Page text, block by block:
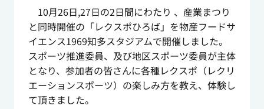
10月26日,27日の2日間にわたり 、産業まつり
と同時開催の「レクスポひろば」を物産フードサ
イエンス1969知多スタジアムで開催しました。
スポーツ推進委員、及び地区スポーツ委員が主体
となり、参加者の皆さんに各種レクスポ（レクリ
エーションスポーツ）の楽しみ方を教え、体験し
て頂きました。